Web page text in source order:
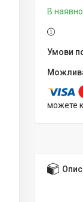
В
можете
Опис